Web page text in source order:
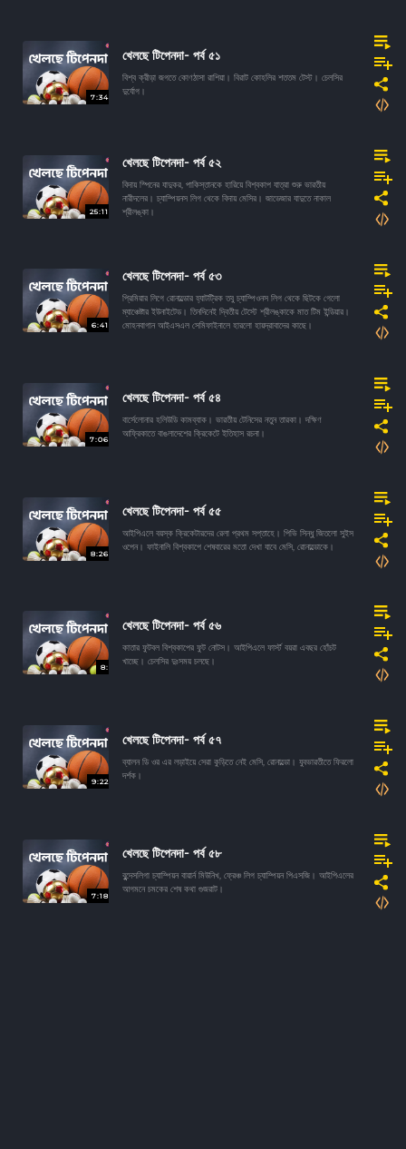
7:34
খেলছে টিপেনদা- পর্ব ৫১
বিশ্ব ক্রীড়া জগতে কোণঠাসা রাশিয়া। বিরাট কোহলির শততম টেস্ট। চেলসির
দুর্যোগ।
25:11
খেলছে টিপেনদা- পর্ব ৫২
বিদায় স্পিনের যাদুকর, পাকিস্তানকে হারিয়ে বিশ্বকাপ যাত্রা শুরু ভারতীয়
নারীদলের। চ্যাম্পিয়নস লিগ থেকে বিদায় মেসির। জাডেজার যাদুতে নাকাল
শ্রীলঙ্কা।
6:41
খেলছে টিপেনদা- পর্ব ৫৩
প্রিমিয়ার লিগে রোনাল্ডোর হ্যাটট্রিক তবু চ্যাম্পিওনস লিগ থেকে ছিটকে গেলো
ম্যাঞ্চেষ্টার ইউনাইটেড। তিনদিনেই দ্বিতীয় টেস্টে শ্রীলঙ্কাকে মাত টিম ইন্ডিয়ার।
মোহনবাগান আইএসএল সেমিফাইনালে হারলো হায়দ্রাবাদের কাছে।
7:06
খেলছে টিপেনদা- পর্ব ৫৪
বার্সেলোনার হলিউডি কামব্যাক। ভারতীয় টেনিসের নতুন তারকা। দক্ষিণ
আফ্রিকাতে বাঙলাদেশের ক্রিকেটে ইতিহাস রচনা।
8:26
খেলছে টিপেনদা- পর্ব ৫৫
আইপিএলে বয়স্ক ক্রিকেটারদের রেলা প্রথম সপ্তাহে। পিভি সিন্ধু জিতলো সুইস
ওপেন। ফাইনালি বিশ্বকাপে শেষবারের মতো দেখা যাবে মেসি, রোনাল্ডোকে।
8:
খেলছে টিপেনদা- পর্ব ৫৬
কাতার ফুটবল বিশ্বকাপের ফুট নোটস। আইপিএলে ফার্স্ট বয়রা এবছর হোঁচট
খাচ্ছে। চেলসির দুঃসময় চলছে।
9:22
খেলছে টিপেনদা- পর্ব ৫৭
ব্যালন ডি ওর এর লড়াইয়ে সেরা কুড়িতে নেই মেসি, রোনাল্ডো। যুবভারতীতে ফিরলো
দর্শক।
7:18
খেলছে টিপেনদা- পর্ব ৫৮
বুন্দেসলিগা চ্যাম্পিয়ন বায়ার্ন মিউনিখ, ফ্রেঞ্চ লিগ চ্যাম্পিয়ন পিএসজি। আইপিএলের
আগমনে চমকের শেষ কথা গুজরাট।